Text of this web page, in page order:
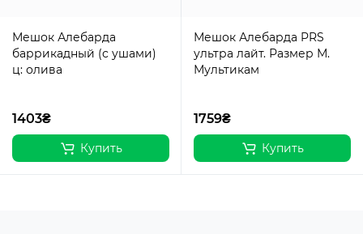
Мешок Алебарда
баррикадный (с ушами)
ц: олива
1403₴
Купить
Мешок Алебарда PRS
ультра лайт. Размер М.
Мультикам
1759₴
Купить